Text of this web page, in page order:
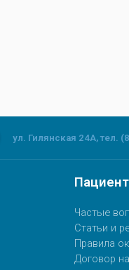
ул. Гилянская 24А, тел.
Частые
Статьи и
Правила
Договор